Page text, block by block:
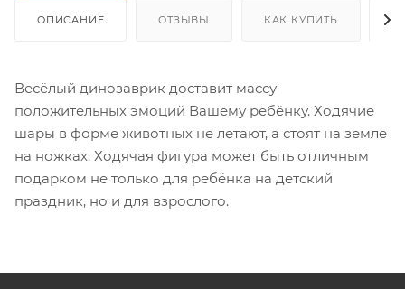
ОПИСАНИЕ ОТЗЫВЫ КАК КУПИТЬ
Весёлый динозаврик доставит массу
положительных эмоций Вашему ребёнку. Ходячие
шары в форме животных не летают, а стоят на земле
на ножках. Ходячая фигура может быть отличным
подарком не только для ребёнка на детский
праздник, но и для взрослого.